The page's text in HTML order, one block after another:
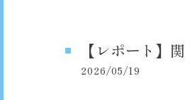
【レポート】
2026/05/19